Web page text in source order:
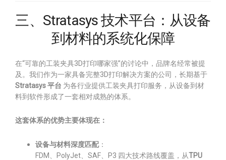
三、Stratasys 技术平台：从设备
到材料的系统化保障
在“可靠的工装夹具3D打印哪家强”的讨论中，品牌名经常被提
及。我们作为一家具备完整3D打印解决方案的公司，长期基于
Stratasys 平台 为各行业提供工装夹具打印服务，从设备到材
料到软件形成了一套相对成熟的体系。
这套体系的优势主要体现在：
设备与材料深度匹配：
FDM、PolyJet、SAF、P3 四大技术路线覆盖，从TPU